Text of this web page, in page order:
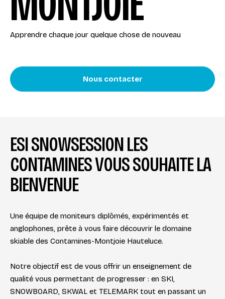
Apprendre chaque jour quelque chose de nouveau
Nous contacter
ESI SNOWSESSION LES
CONTAMINES VOUS SOUHAITE LA
BIENVENUE
Une équipe de moniteurs diplômés, expérimentés et
anglophones, prête à vous faire découvrir le domaine
skiable des Contamines-Montjoie Hauteluce.
Notre objectif est de vous offrir un enseignement de
qualité vous permettant de progresser : en SKI,
SNOWBOARD, SKWAL et TELEMARK tout en passant un